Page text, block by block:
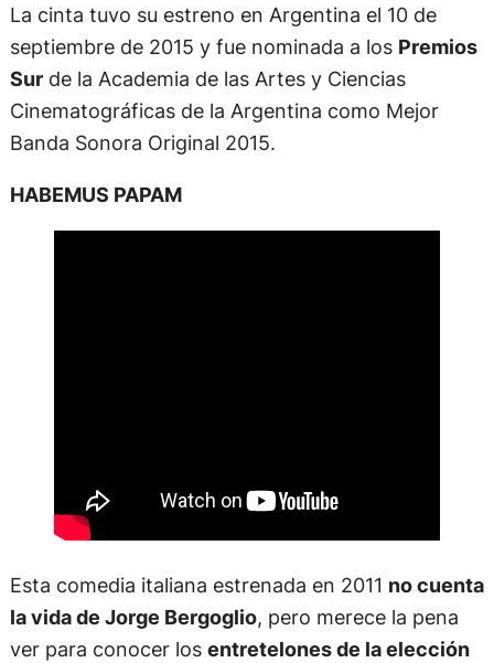
La cinta tuvo su estreno en Argentina el 10 de
septiembre de 2015 y fue nominada a los Premios
Surde la Academia de las Artes y Ciencias
Cinematográficas de la Argentina como Mejor
Banda Sonora Original 2015.
HABEMUS PAPAM
Esta comedia italiana estrenada en 2011 no cuenta
la vida de Jorge Bergoglio, pero merece la pena
ver para conocer los entretelones de la elección